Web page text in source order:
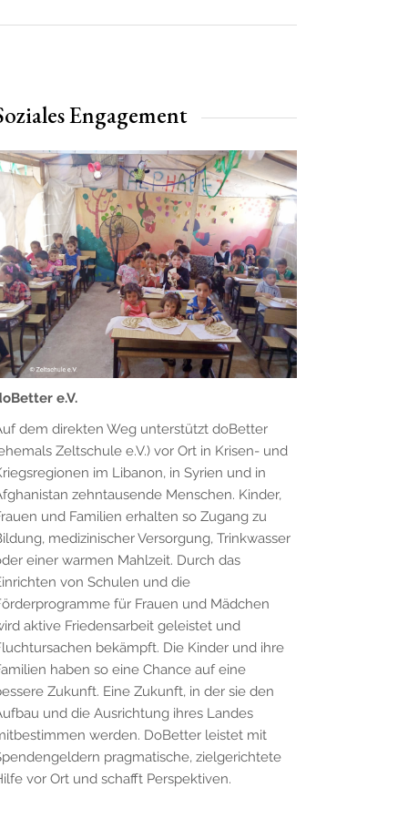
Engagement
e.V.
dem direkten Weg unterstützt doBetter
Zeltschule e.V.) vor Ort in Krisen- und
im Libanon, in Syrien und in
zehntausende Menschen. Kinder,
und Familien erhalten so Zugang zu
medizinischer Versorgung, Trinkwasser
einer warmen Mahlzeit. Durch das
von Schulen und die
für Frauen und Mädchen
aktive Friedensarbeit geleistet und
bekämpft. Die Kinder und ihre
haben so eine Chance auf eine
Zukunft. Eine Zukunft, in der sie den
und die Ausrichtung ihres Landes
werden. DoBetter leistet mit
pragmatische, zielgerichtete
vor Ort und schafft Perspektiven.